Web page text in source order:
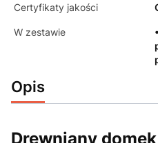
Certyfikaty jakości
W zestawie
Opis
Drewniany